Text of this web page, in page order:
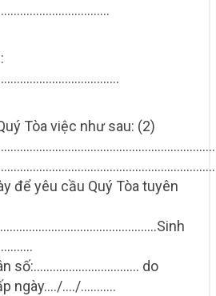
Tòa việc như sau: (2)
để yêu cầu Quý Tòa tuyên
số:…………………………… do
ngày…./…./………..